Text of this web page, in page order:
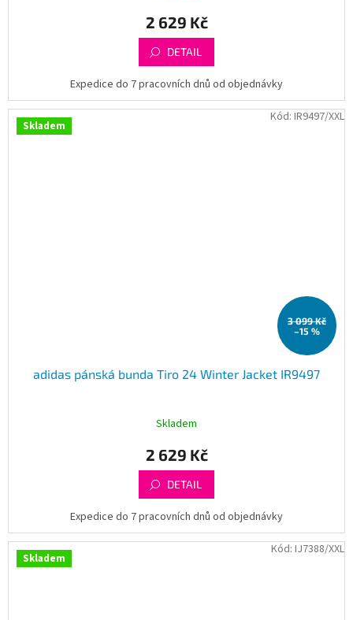
2 629 Kč
DETAIL
Expedice do 7 pracovních dnů od objednávky
Skladem
3 099 Kč
–15 %
adidas pánská bunda Tiro 24 Winter Jacket IR9497
Skladem
2 629 Kč
DETAIL
Expedice do 7 pracovních dnů od objednávky
Kód: IR9497/XXL
Skladem
Kód: IJ7388/XXL